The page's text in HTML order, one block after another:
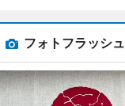
フォトフラッシュ